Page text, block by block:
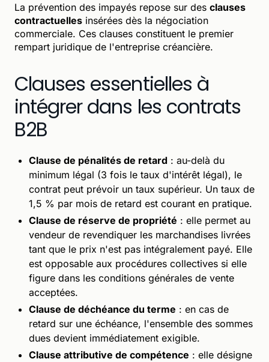
La prévention des impayés repose sur des clauses
contractuelles insérées dès la négociation
commerciale. Ces clauses constituent le premier
rempart juridique de l'entreprise créancière.
Clauses essentielles à
intégrer dans les contrats
B2B
Clause de pénalités de retard : au-delà du
minimum légal (3 fois le taux d'intérêt légal), le
contrat peut prévoir un taux supérieur. Un taux de
1,5 % par mois de retard est courant en pratique.
Clause de réserve de propriété : elle permet au
vendeur de revendiquer les marchandises livrées
tant que le prix n'est pas intégralement payé. Elle
est opposable aux procédures collectives si elle
figure dans les conditions générales de vente
acceptées.
Clause de déchéance du terme : en cas de
retard sur une échéance, l'ensemble des sommes
dues devient immédiatement exigible.
Clause attributive de compétence : elle désigne